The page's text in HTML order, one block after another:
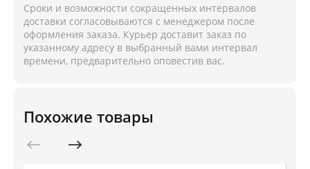
Сроки и возможности сокращенных интервалов
доставки согласовываются с менеджером после
оформления заказа. Курьер доставит заказ по
указанному адресу в выбранный вами интервал
времени, предварительно оповестив вас.
Похожие товары